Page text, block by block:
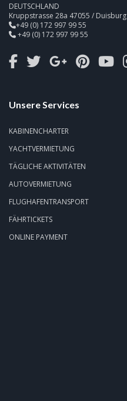
DEUTSCHLAND
Kruppstrasse 28a 47055 / Duisburg
+49 (0) 172 997 99 55
+49 (0) 172 997 99 55
Unsere Services
KABINENCHARTER
YACHTVERMIETUNG
TÄGLICHE AKTIVITÄTEN
AUTOVERMIETUNG
FLUGHAFENTRANSPORT
FÄHRTICKETS
ONLINE PAYMENT